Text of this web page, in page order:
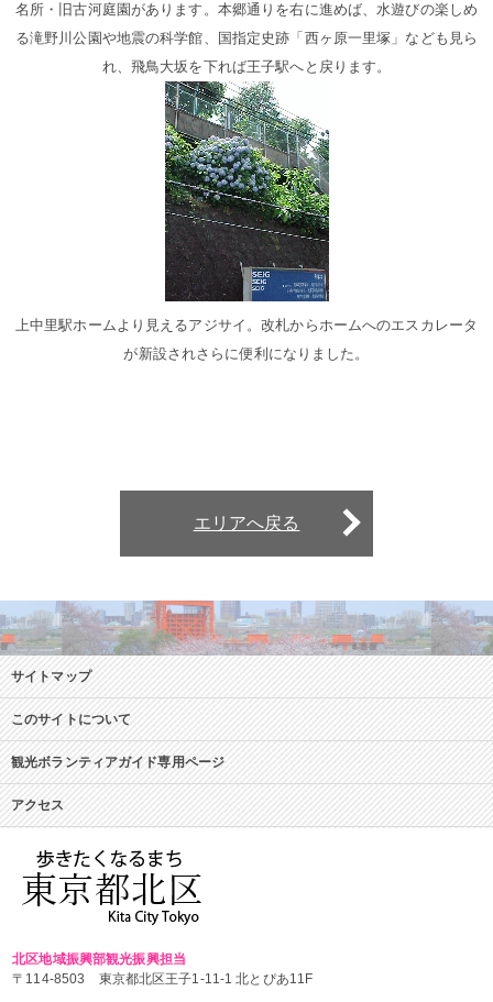
名所・旧古河庭園があります。本郷通りを右に進めば、水遊びの楽しめ
る滝野川公園や地震の科学館、国指定史跡「西ヶ原一里塚」なども見ら
れ、飛鳥大坂を下れば王子駅へと戻ります。
上中里駅ホームより見えるアジサイ。改札からホームへのエスカレータ
が新設されさらに便利になりました。
エリアへ戻る
サイトマップ
このサイトについて
観光ボランティアガイド専用ページ
アクセス
北区地域振興部観光振興担当
〒114-8503 東京都北区王子1-11-1 北とぴあ11F